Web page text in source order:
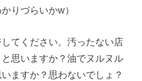
りづらいかw）
てください。汚ったない店
思いますか？油でヌルヌル
ますか？思わないでしょ？